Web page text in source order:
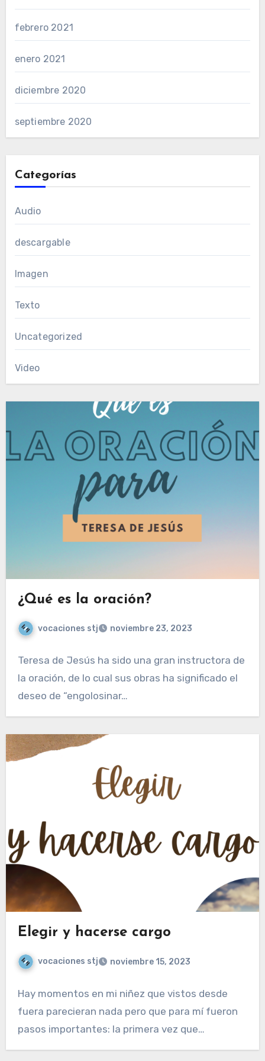
febrero 2021
enero 2021
diciembre 2020
septiembre 2020
Categorías
Audio
descargable
Imagen
Texto
Uncategorized
Video
¿Qué es la oración?
vocaciones stj noviembre 23, 2023
Teresa de Jesús ha sido una gran instructora de
la oración, de lo cual sus obras ha significado el
deseo de “engolosinar…
Elegir y hacerse cargo
vocaciones stj noviembre 15, 2023
Hay momentos en mi niñez que vistos desde
fuera parecieran nada pero que para mí fueron
pasos importantes: la primera vez que…